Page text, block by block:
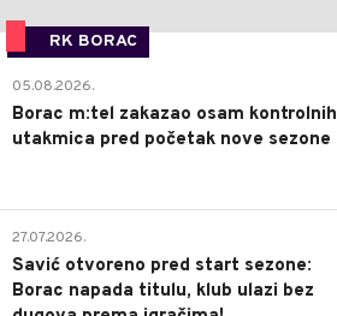
RK BORAC
05.08.2026.
Borac m:tel zakazao osam kontrolnih
utakmica pred početak nove sezone
27.07.2026.
Savić otvoreno pred start sezone:
Borac napada titulu, klub ulazi bez